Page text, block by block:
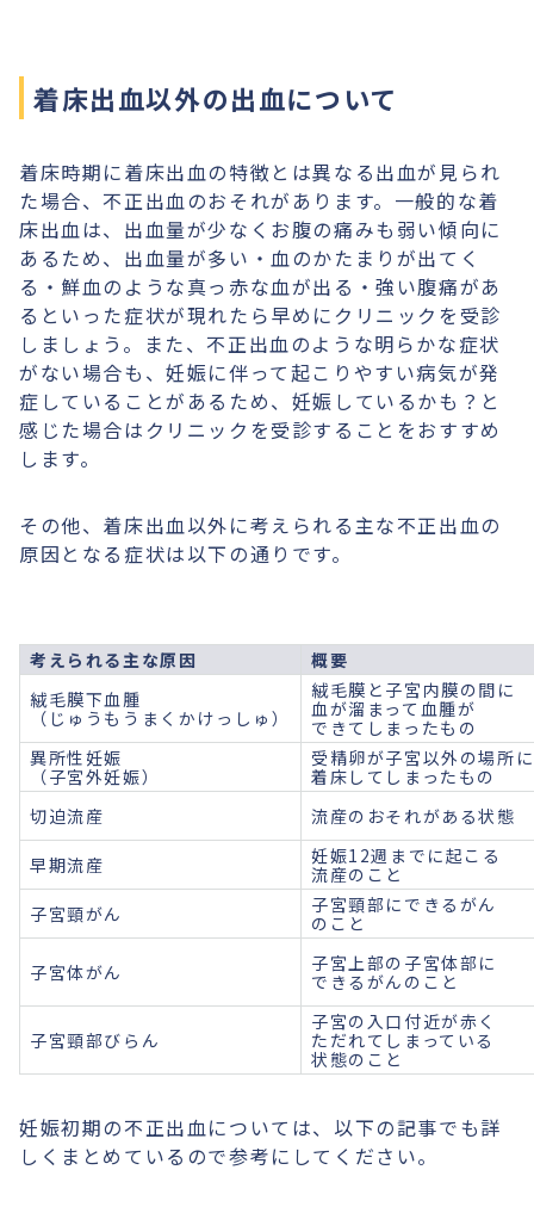
着床出血以外の出血について
着床時期に着床出血の特徴とは異なる出血が見られ
た場合、不正出血のおそれがあります。一般的な着
床出血は、出血量が少なくお腹の痛みも弱い傾向に
あるため、出血量が多い・血のかたまりが出てく
る・鮮血のような真っ赤な血が出る・強い腹痛があ
るといった症状が現れたら早めにクリニックを受診
しましょう。また、不正出血のような明らかな症状
がない場合も、妊娠に伴って起こりやすい病気が発
症していることがあるため、妊娠しているかも？と
感じた場合はクリニックを受診することをおすすめ
します。
その他、着床出血以外に考えられる主な不正出血の
原因となる症状は以下の通りです。
考えられる主な原因
概要
絨毛膜下血腫
（じゅうもうまくかけっしゅ）
絨毛膜と子宮内膜の間に
血が溜まって血腫が
できてしまったもの
異所性妊娠
（子宮外妊娠）
受精卵が子宮以外の場所に
着床してしまったもの
切迫流産
流産のおそれがある状態
早期流産
妊娠12週までに起こる
流産のこと
子宮頸がん
子宮頸部にできるがん
のこと
子宮体がん
子宮上部の子宮体部に
できるがんのこと
子宮頸部びらん
子宮の入口付近が赤く
ただれてしまっている
状態のこと
妊娠初期の不正出血については、以下の記事でも詳
しくまとめているので参考にしてください。